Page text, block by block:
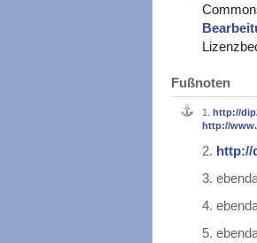
Fußnoten
1. http://
http://
2. http://
3.
4.
5.